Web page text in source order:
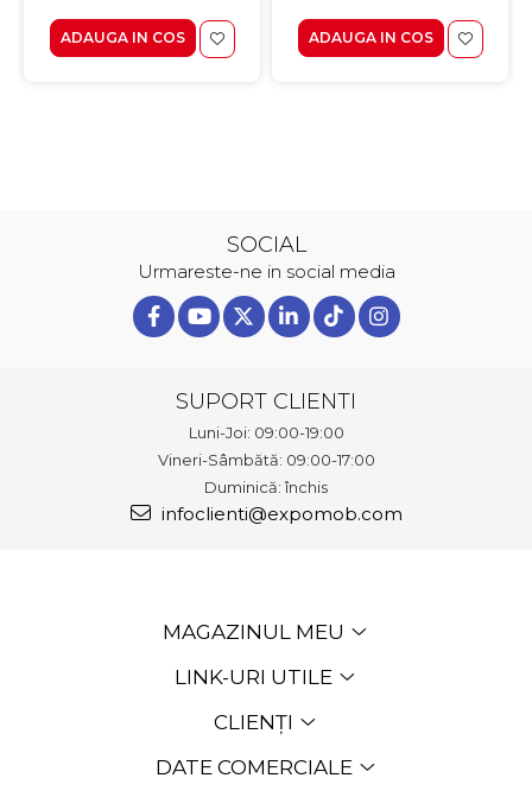
ADAUGA IN COS ADAUGA IN COS
SOCIAL
Urmareste-ne in social media
SUPORT CLIENTI
Luni-Joi: 09:00-19:00
Vineri-Sâmbătă: 09:00-17:00
Duminică: închis
infoclienti@expomob.com
MAGAZINUL MEU
LINK-URI UTILE
CLIENȚI
DATE COMERCIALE